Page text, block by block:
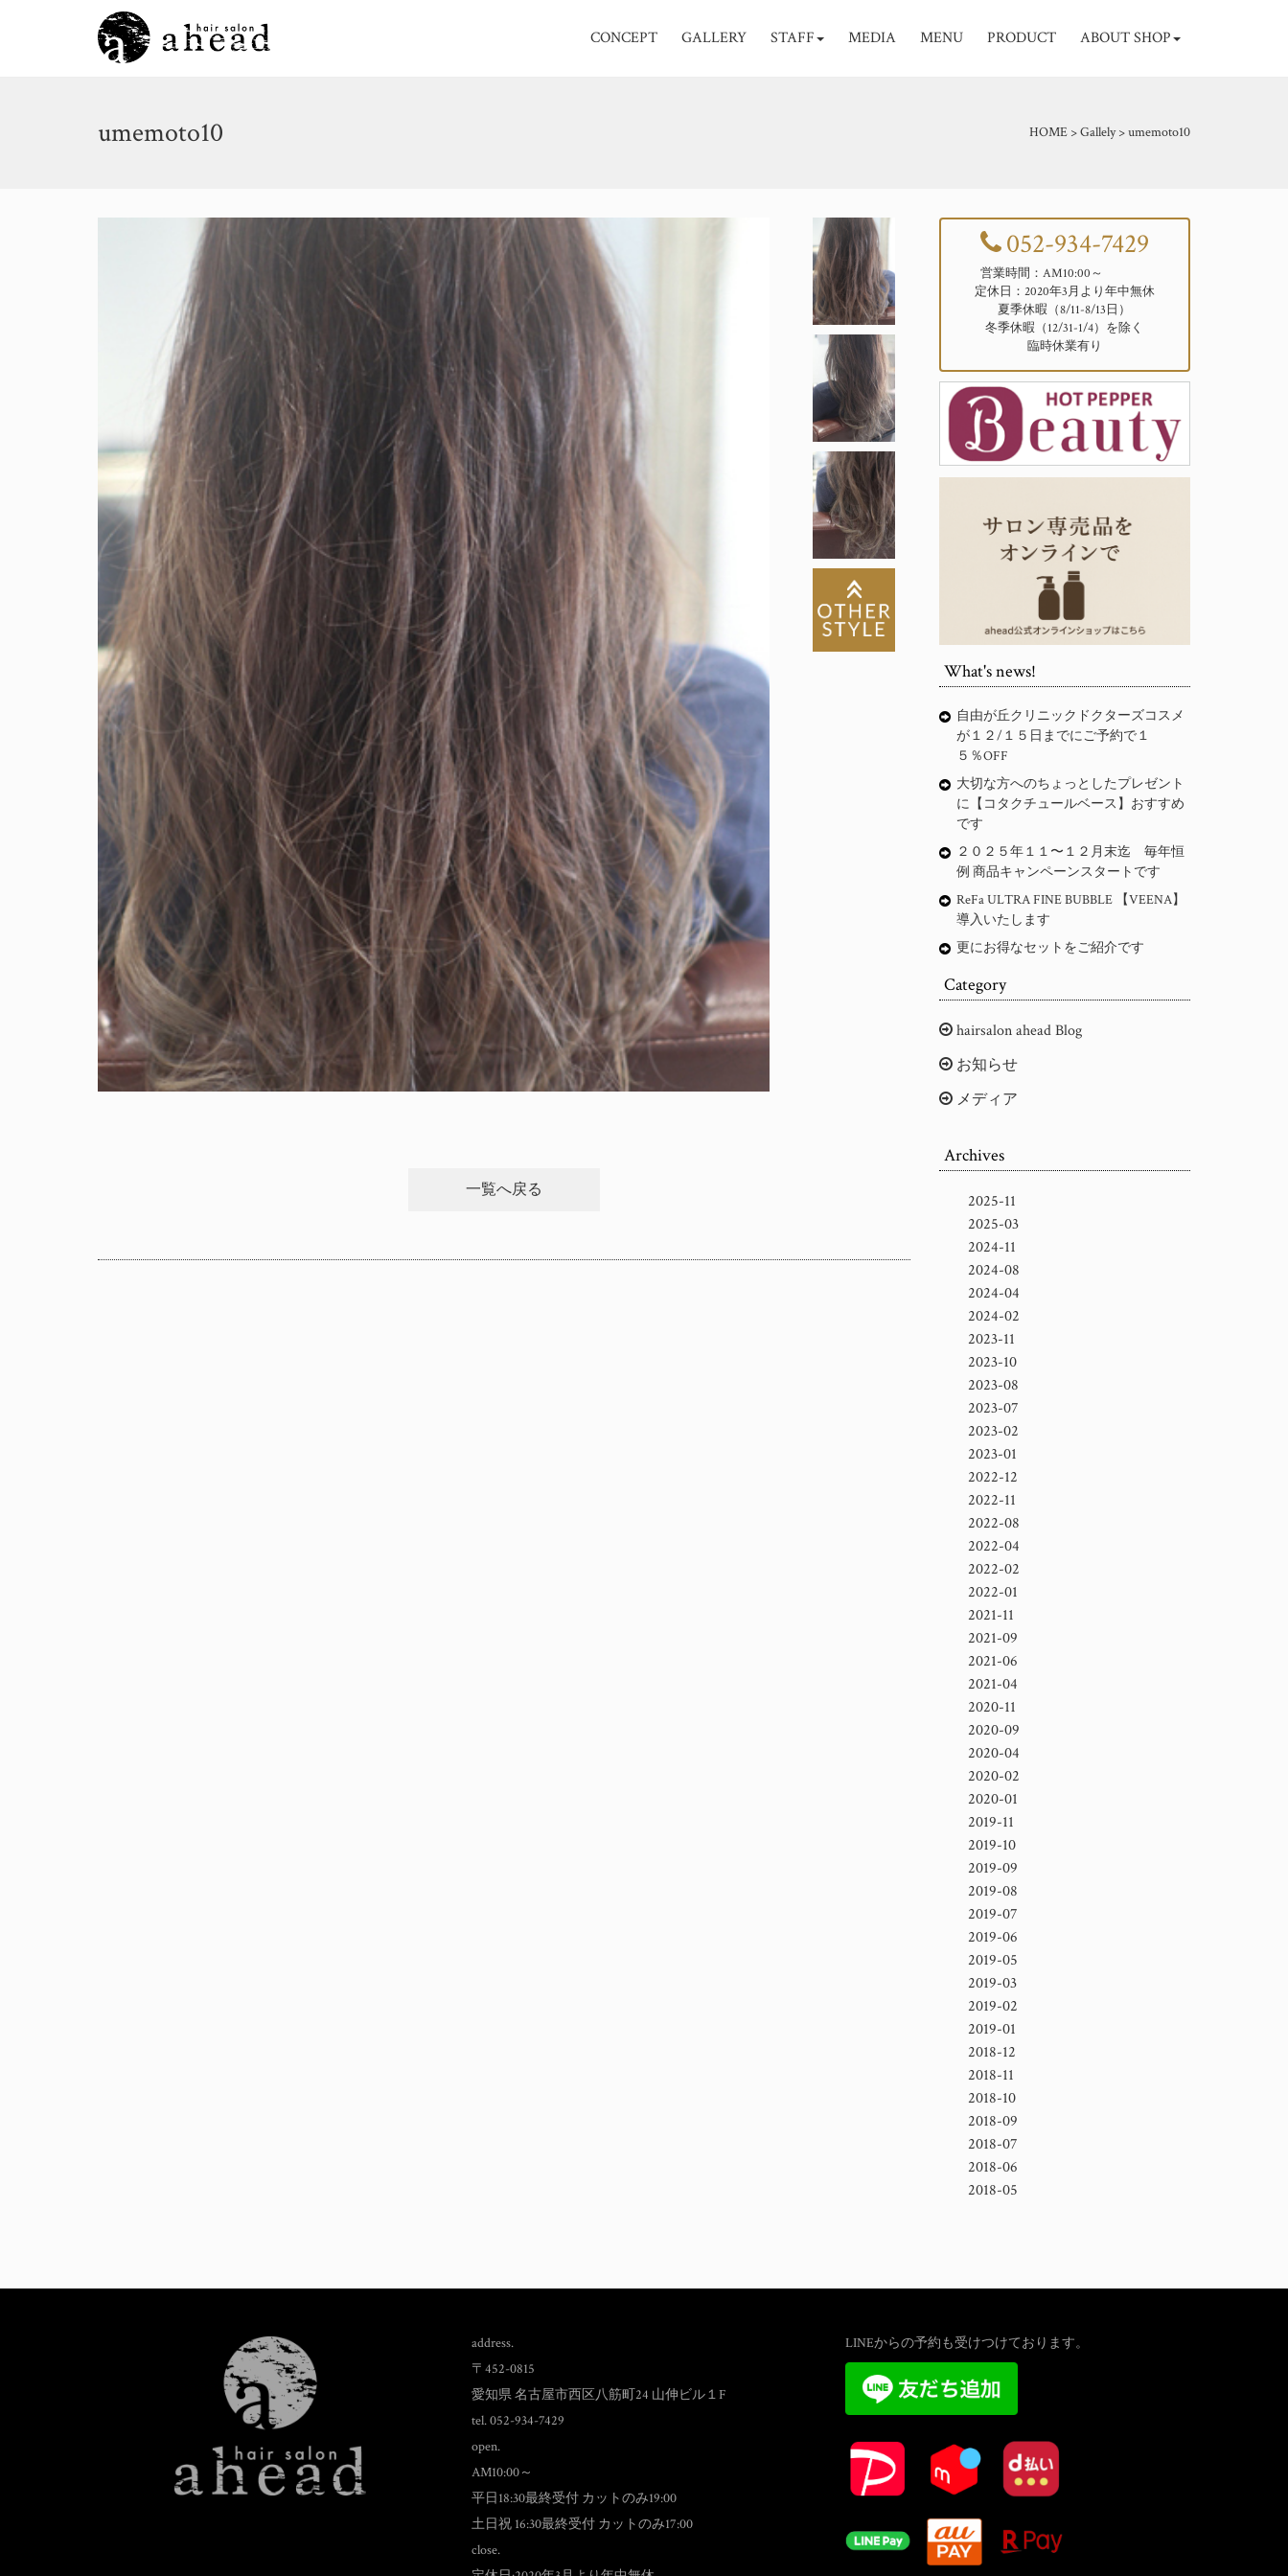
CONCEPT GALLERY STAFF MEDIA MENU PRODUCT ABOUT SHOP
umemoto10 HOME>Gallely>umemoto10
一覧へ戻る
052-934-7429
営業時間：AM10:00～
定休日：2020年3月より年中無休
夏季休暇（8/11-8/13日）
冬季休暇（12/31-1/4）を除く
臨時休業有り
What's news!
自由が丘クリニックドクターズコスメ
が１２/１５日までにご予約で１
５％OFF
大切な方へのちょっとしたプレゼント
に【コタクチュールベース】おすすめ
です
２０２５年１１〜１２月末迄 毎年恒
例 商品キャンペーンスタートです
ReFa ULTRA FINE BUBBLE 【VEENA】
導入いたします
更にお得なセットをご紹介です
Category
hairsalon ahead Blog
お知らせ
メディア
Archives
2025-11
2025-03
2024-11
2024-08
2024-04
2024-02
2023-11
2023-10
2023-08
2023-07
2023-02
2023-01
2022-12
2022-11
2022-08
2022-04
2022-02
2022-01
2021-11
2021-09
2021-06
2021-04
2020-11
2020-09
2020-04
2020-02
2020-01
2019-11
2019-10
2019-09
2019-08
2019-07
2019-06
2019-05
2019-03
2019-02
2019-01
2018-12
2018-11
2018-10
2018-09
2018-07
2018-06
2018-05
address.
〒452-0815
愛知県 名古屋市西区八筋町24 山伸ビル１F
tel. 052-934-7429
open.
AM10:00～
平日18:30最終受付 カットのみ19:00
土日祝 16:30最終受付 カットのみ17:00
close.
LINEからの予約も受けつけております。